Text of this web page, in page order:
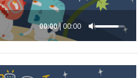
00:00 00:00
使